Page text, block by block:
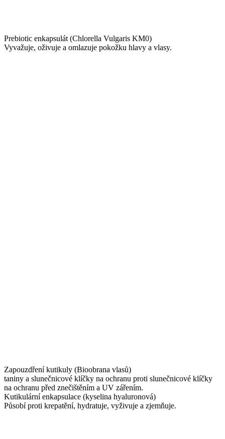
Prebiotic enkapsulát (Chlorella Vulgaris KM0)
Vyvažuje, oživuje a omlazuje pokožku hlavy a vlasy.
Zapouzdření kutikuly (Bioobrana vlasů)
taniny a slunečnicové klíčky na ochranu proti slunečnicové klíčky
na ochranu před znečištěním a UV zářením.
Kutikulární enkapsulace (kyselina hyaluronová)
Působí proti krepatění, hydratuje, vyživuje a zjemňuje.